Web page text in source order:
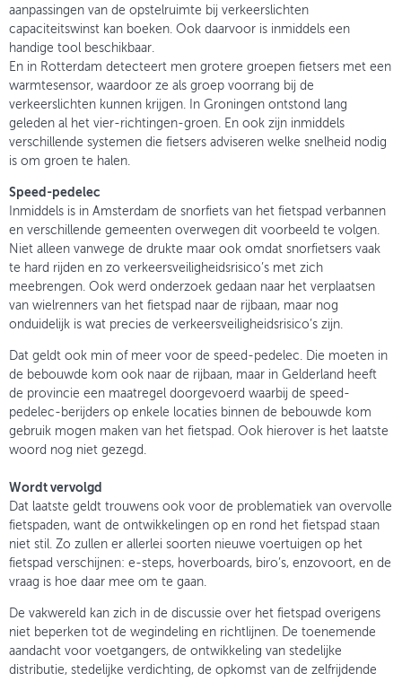
aanpassingen van de opstelruimte bij verkeerslichten
capaciteitswinst kan boeken. Ook daarvoor is inmiddels een
handige tool beschikbaar.
En in Rotterdam detecteert men grotere groepen fietsers met een
warmtesensor, waardoor ze als groep voorrang bij de
verkeerslichten kunnen krijgen. In Groningen ontstond lang
geleden al het vier-richtingen-groen. En ook zijn inmiddels
verschillende systemen die fietsers adviseren welke snelheid nodig
is om groen te halen.
Speed-pedelec
Inmiddels is in Amsterdam de snorfiets van het fietspad verbannen
en verschillende gemeenten overwegen dit voorbeeld te volgen.
Niet alleen vanwege de drukte maar ook omdat snorfietsers vaak
te hard rijden en zo verkeersveiligheidsrisico’s met zich
meebrengen. Ook werd onderzoek gedaan naar het verplaatsen
van wielrenners van het fietspad naar de rijbaan, maar nog
onduidelijk is wat precies de verkeersveiligheidsrisico’s zijn.
Dat geldt ook min of meer voor de speed-pedelec. Die moeten in
de bebouwde kom ook naar de rijbaan, maar in Gelderland heeft
de provincie een maatregel doorgevoerd waarbij de speed-
pedelec-berijders op enkele locaties binnen de bebouwde kom
gebruik mogen maken van het fietspad. Ook hierover is het laatste
woord nog niet gezegd.
Wordt vervolgd
Dat laatste geldt trouwens ook voor de problematiek van overvolle
fietspaden, want de ontwikkelingen op en rond het fietspad staan
niet stil. Zo zullen er allerlei soorten nieuwe voertuigen op het
fietspad verschijnen: e-steps, hoverboards, biro’s, enzovoort, en de
vraag is hoe daar mee om te gaan.
De vakwereld kan zich in de discussie over het fietspad overigens
niet beperken tot de wegindeling en richtlijnen. De toenemende
aandacht voor voetgangers, de ontwikkeling van stedelijke
distributie, stedelijke verdichting, de opkomst van de zelfrijdende